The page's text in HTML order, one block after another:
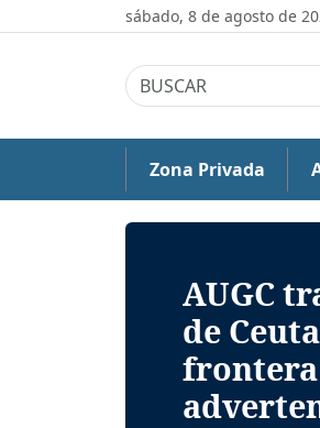
sábado, 8 de agosto de
Zona Privada
AUGC
de
frontera